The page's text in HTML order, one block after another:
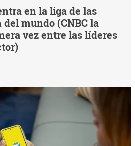
en la liga de las
mundo (CNBC la
vez entre las líderes